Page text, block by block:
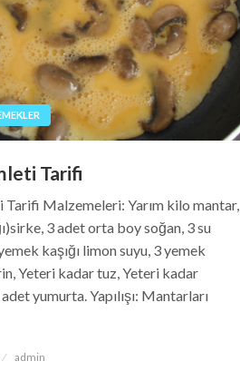
Tarifi
Tarifi Malzemeleri: Yarım kilo mantar,
3 adet orta boy soğan, 3 su
kaşığı limon suyu, 3 yemek
Yeteri kadar tuz, Yeteri kadar
yumurta. Yapılışı: Mantarları
admin